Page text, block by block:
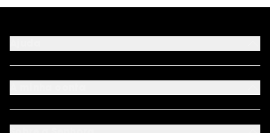
FAQ
Métodos de pagamento
Cartão oferta físico
Seguir encomenda
Programa de Fidelidade